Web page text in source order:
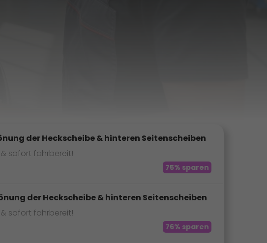
der Heckscheibe & hinteren Seitenscheiben
& sofort fahrbereit!
75% sparen
der Heckscheibe & hinteren Seitenscheiben
& sofort fahrbereit!
76% sparen